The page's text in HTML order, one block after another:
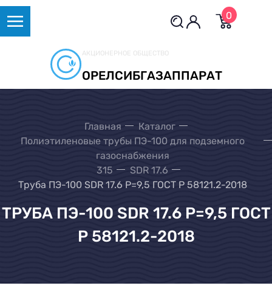
0
АКЦИОНЕРНОЕ ОБЩЕСТВО
ОРЕЛСИБГАЗАППАРАТ
Главная
Каталог
Полиэтиленовые трубы ПЭ-100 для подземного
газоснабжения
315
SDR 17.6
Труба ПЭ-100 SDR 17.6 Р=9,5 ГОСТ Р 58121.2-2018
ТРУБА ПЭ-100 SDR 17.6 Р=9,5 ГОСТ
Р 58121.2-2018